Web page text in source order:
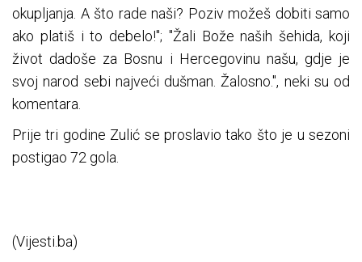
okupljanja. A što rade naši? Poziv možeš dobiti samo
ako platiš i to debelo!"; "Žali Bože naših šehida, koji
život dadoše za Bosnu i Hercegovinu našu, gdje je
svoj narod sebi najveći dušman. Žalosno.", neki su od
komentara.
Prije tri godine Zulić se proslavio tako što je u sezoni
postigao 72 gola.
(Vijesti.ba)